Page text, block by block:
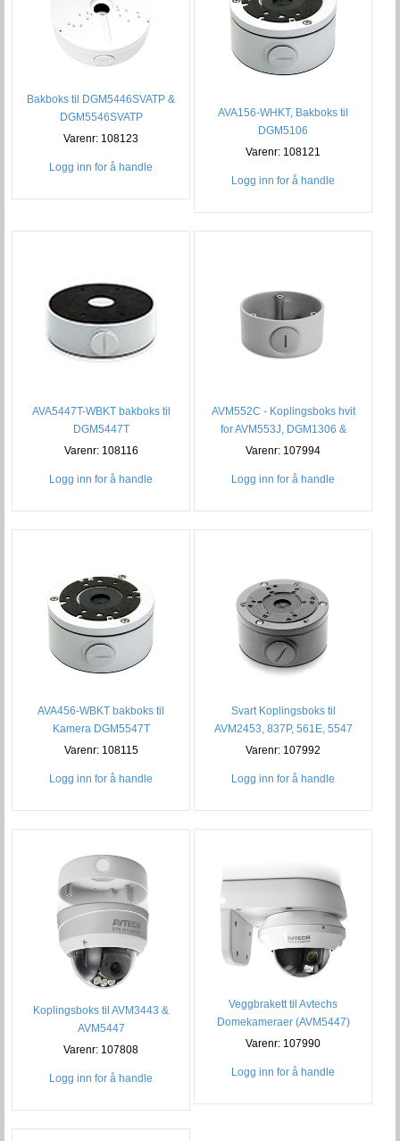
Bakboks til DGM5446SVATP &
DGM5546SVATP
Varenr: 108123
Logg inn for å handle
AVA156-WHKT, Bakboks til
DGM5106
Varenr: 108121
Logg inn for å handle
AVA5447T-WBKT bakboks til
DGM5447T
Varenr: 108116
Logg inn for å handle
AVM552C - Koplingsboks hvit
for AVM553J, DGM1306 &
DGM5406
Varenr: 107994
Logg inn for å handle
AVA456-WBKT bakboks til
Kamera DGM5547T
Varenr: 108115
Logg inn for å handle
Svart Koplingsboks til
AVM2453, 837P, 561E, 5547
Varenr: 107992
Logg inn for å handle
Koplingsboks til AVM3443 &
AVM5447
Varenr: 107808
Logg inn for å handle
Veggbrakett til Avtechs
Domekameraer (AVM5447)
Varenr: 107990
Logg inn for å handle